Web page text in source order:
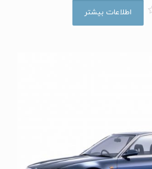
اطلاعات بیشتر